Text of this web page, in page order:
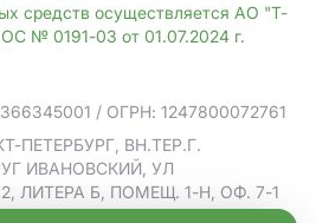
средств осуществляется АО "Т-
№ 0191-03 от 01.07.2024 г.
/ ОГРН: 1247800072761
ПЕТЕРБУРГ, ВН.ТЕР.Г.
ИВАНОВСКИЙ, УЛ
ЛИТЕРА Б, ПОМЕЩ. 1-Н, ОФ. 7-1